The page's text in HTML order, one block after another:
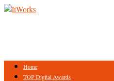
Home
TOP Digital Awards